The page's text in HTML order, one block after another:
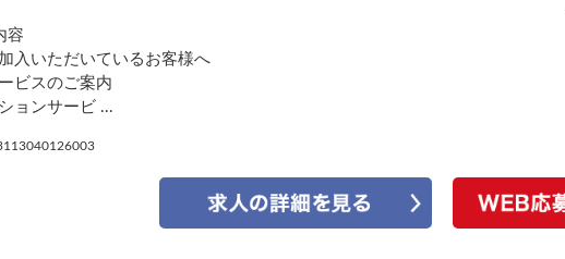
容
入いただいているお客様へ
ビスのご案内
ョンサービ ...